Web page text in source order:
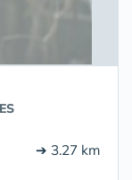
➔ 3.27 km